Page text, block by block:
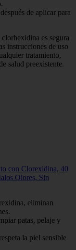
de aplicar para
es segura
instrucciones de uso
tratamiento,
salud preexistente.
con Clorexidina, 40
Olores, Sin
eliminan
patas, pelaje y
la piel sensible